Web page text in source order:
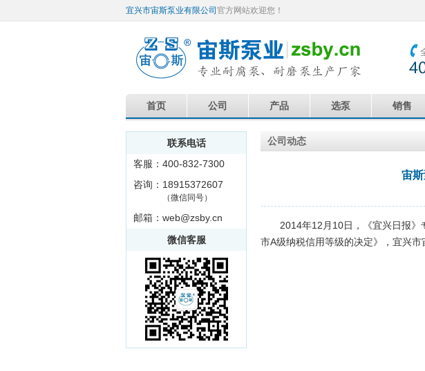
宜兴市宙斯泵业有限公司 官方网站欢迎您！
首页 公司 产品 选泵 销售
联系电话
客服：400-832-7300
咨询：18915372607
（微信同号）
邮箱：web@zsby.cn
微信客服
公司动态
宙
2014年12月10日，《宜兴日报》
市A级纳税信用等级的决定》，宜兴市